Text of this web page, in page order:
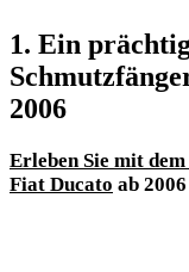
1. Ein
2006
Erleben Sie mit
Fiat Ducato ab